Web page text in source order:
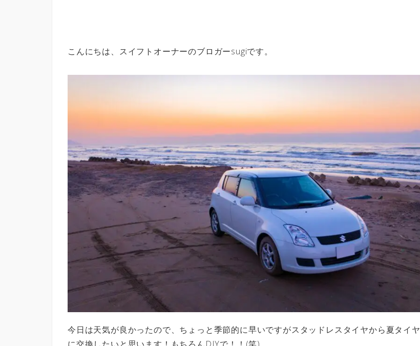
こんにちは、スイフトオーナーのブロガーsugiです。
今日は天気が良かったので、ちょっと季節的に早いですがスタッドレスタイヤから夏タイヤ
に交換したいと思います！もちろんDIYで！！(笑)